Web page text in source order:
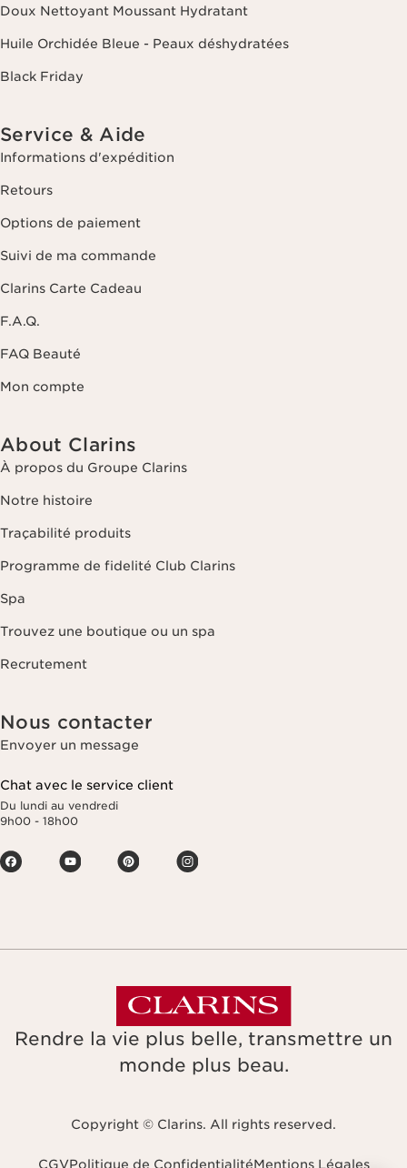
Doux Nettoyant Moussant Hydratant
Huile Orchidée Bleue - Peaux déshydratées
Black Friday
Service & Aide
Informations d'expédition
Retours
Options de paiement
Suivi de ma commande
Clarins Carte Cadeau
F.A.Q.
FAQ Beauté
Mon compte
About Clarins
À propos du Groupe Clarins
Notre histoire
Traçabilité produits
Programme de fidelité Club Clarins
Spa
Trouvez une boutique ou un spa
Recrutement
Nous contacter
Envoyer un message
Chat avec le service client
Du lundi au vendredi
9h00 - 18h00
Rendre la vie plus belle, transmettre un
monde plus beau.
Copyright © Clarins. All rights reserved.
CGVPolitique de ConfidentialitéMentions Légales